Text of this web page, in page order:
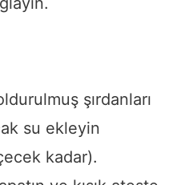
şırdanları
su ekleyin
kadar).